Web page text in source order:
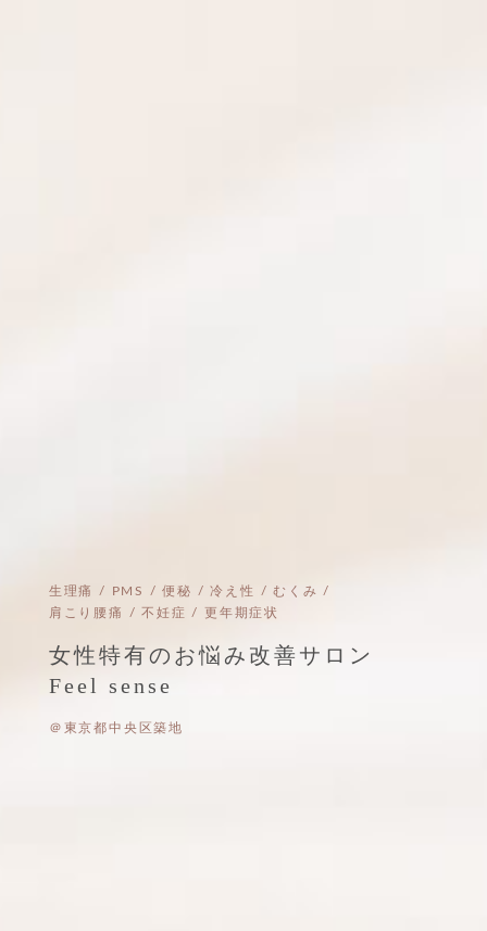
生理痛 / PMS / 便秘 / 冷え性 / むくみ /
肩こり腰痛 / 不妊症 / 更年期症状
女性特有のお悩み改善サロン
Feel sense
＠東京都中央区築地